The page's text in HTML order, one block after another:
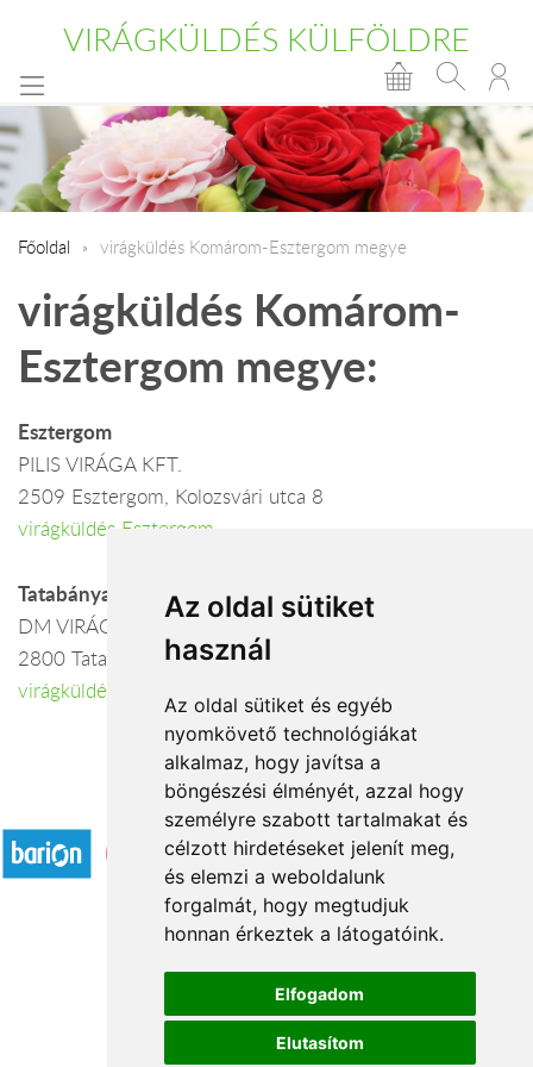
Az oldal sütiket
használ
Az oldal sütiket és egyéb
nyomkövető technológiákat
alkalmaz, hogy javítsa a
böngészési élményét, azzal hogy
személyre szabott tartalmakat és
célzott hirdetéseket jelenít meg,
és elemzi a weboldalunk
forgalmát, hogy megtudjuk
honnan érkeztek a látogatóink.
Elfogadom
Elutasítom
VIRÁGKÜLDÉS KÜLFÖLDRE
Főoldal virágküldés Komárom-Esztergom megye
virágküldés Komárom-
Esztergom megye:
Esztergom
PILIS VIRÁGA KFT.
2509 Esztergom, Kolozsvári utca 8
virágküldés Esztergom
Tatabánya
DM VIRÁGBOLT
2800 Tatabánya, Baross köz 5.
virágküldés Tatabánya
Elfogadott fizetési módok
Á.SZ.F.
Impresszum
Adatkezelési tájékoztató